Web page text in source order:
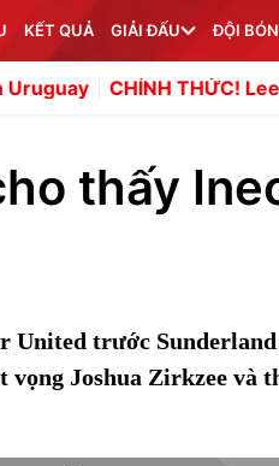
KẾT QUẢ GIẢI ĐẤU ĐỘI
THỨC! Leeds chiêu
thấy
United trước
Joshua Zirkzee và